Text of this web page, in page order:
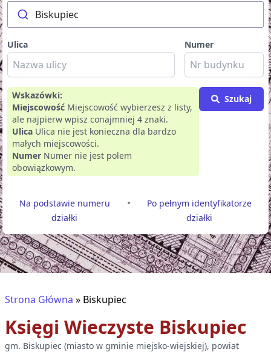
Biskupiec
Ulica Numer
Wskazówki:
Miejscowość Miejscowość wybierzesz z listy,
ale najpierw wpisz conajmniej 4 znaki.
Ulica Ulica nie jest konieczna dla bardzo
małych miejscowości.
Numer Numer nie jest polem
obowiązkowym.
Szukaj
Na podstawie numeru
działki
•
Po pełnym identyfikatorze
działki
Strona Główna » Biskupiec
Księgi Wieczyste Biskupiec
gm. Biskupiec (miasto w gminie miejsko-wiejskiej), powiat